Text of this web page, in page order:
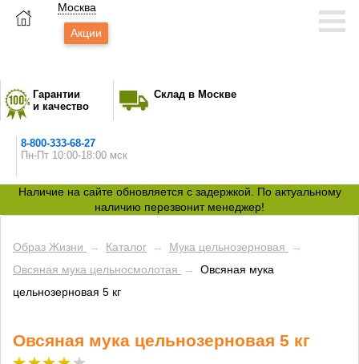
Москва
Акции
Гарантии
и качество
Склад в Москве
8-800-333-68-27
Пн-Пт 10:00-18:00 мск
Наличие на сайте обновляется с задержкой. По актуальному
наличию перезвонит менеджер!
Образ Жизни → Каталог → Мука цельнозерновая
→
Овсяная мука цельносмолотая
→
Овсяная мука
цельнозерновая 5 кг
Овсяная мука цельнозерновая 5 кг